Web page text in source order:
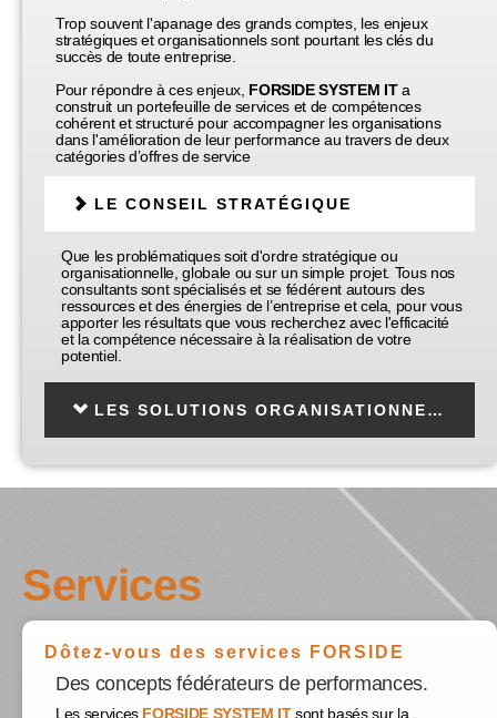
Trop souvent l'apanage des grands comptes, les enjeux
stratégiques et organisationnels sont pourtant les clés du
succès de toute entreprise.
Pour répondre à ces enjeux, FORSIDE SYSTEM ITa
construit un portefeuille de services et de compétences
cohérent et structuré pour accompagner les organisations
dans l'amélioration de leur performance au travers de deux
catégories d’offres de service
LE CONSEIL STRATÉGIQUE
Que les problématiques soit d'ordre stratégique ou
organisationnelle, globale ou sur un simple projet. Tous nos
consultants sont spécialisés et se fédérent autours des
ressources et des énergies de l’entreprise et cela, pour vous
apporter les résultats que vous recherchez avec l'efficacité
et la compétence nécessaire à la réalisation de votre
potentiel.
LES SOLUTIONS ORGANISATIONNELLES
Services
Dôtez-vous des services FORSIDE
Des concepts fédérateurs de performances.
Les services FORSIDE SYSTEM ITsont basés sur la